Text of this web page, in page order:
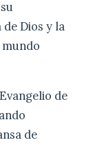
Dios y la
de
de